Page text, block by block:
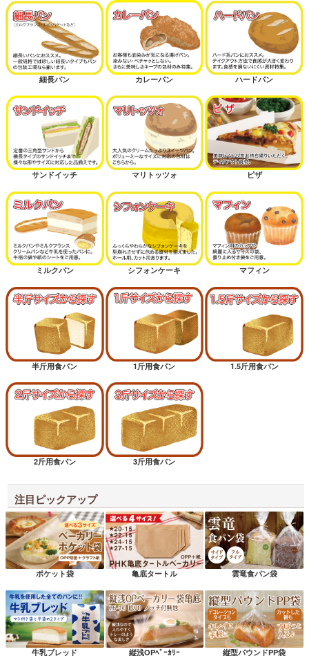
細長パン カレーパン ハードパン
サンドイッチ マリトッツォ ピザ
ミルクパン シフォンケーキ マフィン
半斤用食パン 1斤用食パン 1.5斤用食パン
2斤用食パン 3斤用食パン
注目ピックアップ
ポケット袋 亀底タートル 雲竜食パン袋
牛乳ブレッド 縦浅OPﾍﾞｰｶﾘｰ 縦型パウンドPP袋